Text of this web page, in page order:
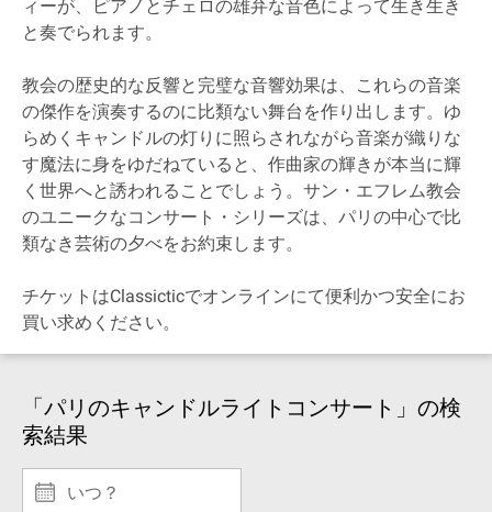
ィーが、ピアノとチェロの雄弁な音色によって生き生き
と奏でられます。
教会の歴史的な反響と完璧な音響効果は、これらの音楽
の傑作を演奏するのに比類ない舞台を作り出します。ゆ
らめくキャンドルの灯りに照らされながら音楽が織りな
す魔法に身をゆだねていると、作曲家の輝きが本当に輝
く世界へと誘われることでしょう。サン・エフレム教会
のユニークなコンサート・シリーズは、パリの中心で比
類なき芸術の夕べをお約束します。
チケットはClassicticでオンラインにて便利かつ安全にお
買い求めください。
「パリのキャンドルライトコンサート」の検
索結果
いつ？